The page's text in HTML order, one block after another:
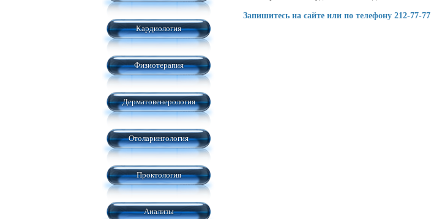
Кардиология
Физиотерапия
Дерматовенерология
Отоларингология
Проктология
Анализы
Запишитесь на сайте или по телефону 212-77-77